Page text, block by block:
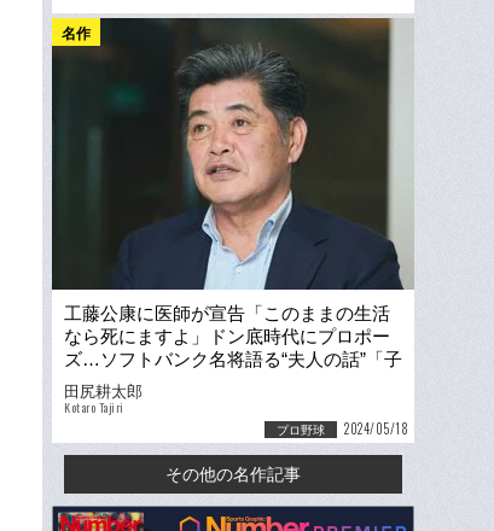
名作
工藤公康に医師が宣告「このままの生活
なら死にますよ」ドン底時代にプロポー
ズ…ソフトバンク名将語る“夫人の話”「子
を生観戦させなかった」理由
田尻耕太郎
Kotaro Tajiri
プロ野球 2024/05/18
その他の名作記事